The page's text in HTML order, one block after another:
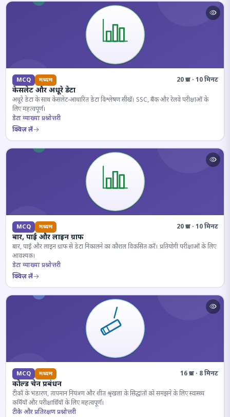
MCQ मध्यम 20 प्रश्न · 10 मिनट
केसलेट और अधूरे डेटा
अधूरे डेटा के साथ केसलेट-आधारित डेटा विश्लेषण सीखें। SSC, बैंक और रेलवे परीक्षाओं के
लिए महत्वपूर्ण।
डेटा व्याख्या प्रश्नोत्तरी
क्विज़ लें
MCQ मध्यम 20 प्रश्न · 10 मिनट
बार, पाई और लाइन ग्राफ
बार, पाई और लाइन ग्राफ से डेटा निकालने का कौशल विकसित करें। प्रतियोगी परीक्षाओं के लिए
आवश्यक।
डेटा व्याख्या प्रश्नोत्तरी
क्विज़ लें
MCQ मध्यम 16 प्रश्न · 8 मिनट
कोल्ड चेन प्रबंधन
टीकों के भंडारण, तापमान नियंत्रण और शीत श्रृंखला के सिद्धांतों को समझने के लिए स्वास्थ्य
कर्मियों और परीक्षार्थियों के लिए महत्वपूर्ण।
टीके और प्रतिरक्षण प्रश्नोत्तरी